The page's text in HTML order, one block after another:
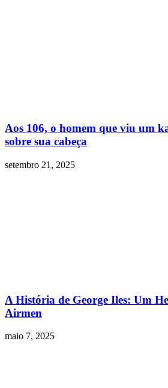
Aos 106, o homem que viu um
sobre sua cabeça
setembro 21, 2025
A História de George Iles: Um
Airmen
maio 7, 2025